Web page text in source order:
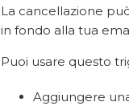
La cancellazione
in fondo alla tua
Puoi usare questo
Aggiungere